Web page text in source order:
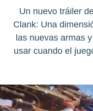
Un nuevo tráiler
Clank: Una
las nuevas armas
usar cuando el